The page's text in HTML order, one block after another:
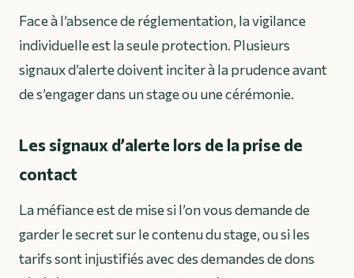
Face à l’absence de réglementation, la vigilance
individuelle est la seule protection. Plusieurs
signaux d’alerte doivent inciter à la prudence avant
de s’engager dans un stage ou une cérémonie.
Les signaux d’alerte lors de la prise de
contact
La méfiance est de mise si l’on vous demande de
garder le secret sur le contenu du stage, ou si les
tarifs sont injustifiés avec des demandes de dons